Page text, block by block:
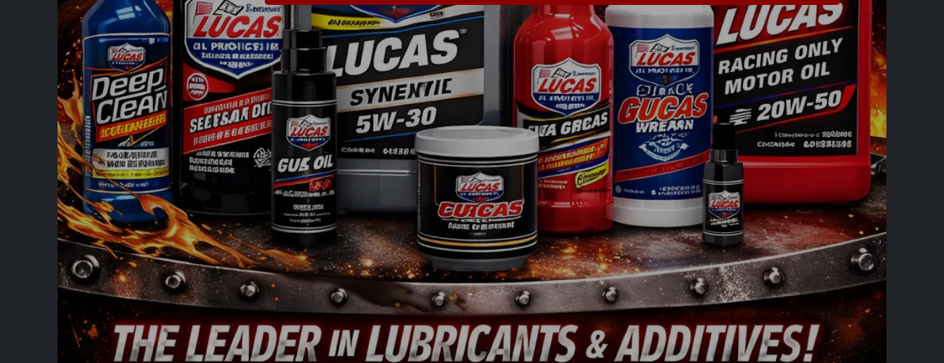
Shop - Quickies
Universelle Teile
Motorenteile
Werkzeug
Farben & Lacke
Non.Automotive
Sonderposten
Teileanfrage
Rechtliches
Impressum
Datenschutzerklärung
AGB &
Kundeninformationen
Widerufsbelehrung
Zahlung & Versand
Entsorgung von Altöl
Entsorgung von
Altbatterien Vertrag widerrufen
Jedes Logo ist Eigentum des jeweiligen Inhabers. Das GM®-, Chrysler®-, Jeep®- und Ford® Logo sind eingetragene Warenzeichen. SID|WID|iD : 864830838202650 SHP|iD : 543876557 | 161096